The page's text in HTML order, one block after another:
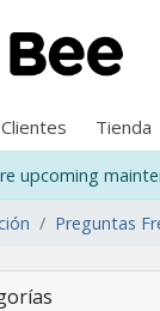
Tienda
upcoming
Preguntas